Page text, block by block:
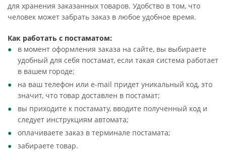
для хранения заказанных товаров. Удобство в том, что
человек может забрать заказ в любое удобное время.
Как работать с постаматом:
в момент оформления заказа на сайте, вы выбираете
удобный для себя постамат, если такая система работает
в вашем городе;
на ваш телефон или e-mail придет уникальный код, это
значит, что товар доставлен в постамат;
вы приходите к постамату, вводите полученный код и
следует инструкциям автомата;
оплачиваете заказ в терминале постамата;
забираете товар.